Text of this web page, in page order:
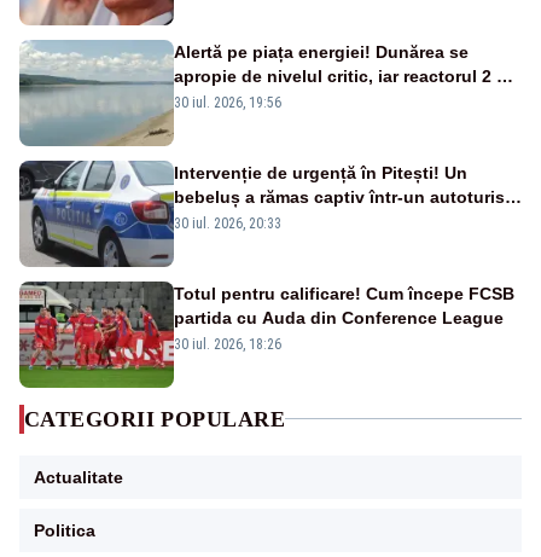
Alertă pe piața energiei! Dunărea se
apropie de nivelul critic, iar reactorul 2 de
la Cernavodă ar putea fi oprit
30 iul. 2026, 19:56
Intervenție de urgență în Pitești! Un
bebeluș a rămas captiv într-un autoturism
din cauza unei defecțiuni
30 iul. 2026, 20:33
Totul pentru calificare! Cum începe FCSB
partida cu Auda din Conference League
30 iul. 2026, 18:26
CATEGORII POPULARE
Actualitate
Politica